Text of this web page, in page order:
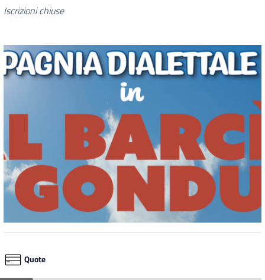
Iscrizioni chiuse
Quote